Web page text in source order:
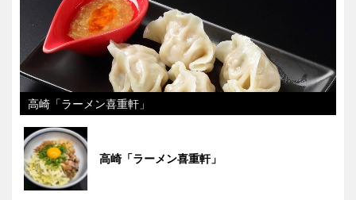
高崎「ラーメン喜重軒」
高崎「ラーメン喜重軒」